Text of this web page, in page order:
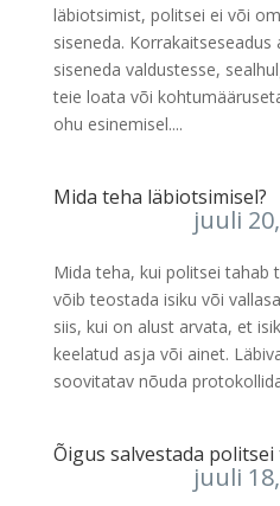
läbiotsimist, politsei ei või
siseneda.
siseneda valdustesse,
teie loata või
ohu esinemisel....
Mida teha läbiotsimisel?
juuli
Mida teha, kui politsei tahab
võib teostada isiku või
siis, kui on alust arvata, et
keelatud asja või ainet.
soovitatav nõuda
Õigus salvestada
juuli